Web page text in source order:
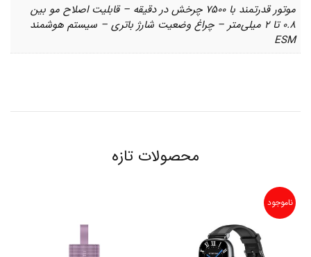
موتور قدرتمند با 7500 چرخش در دقیقه – قابلیت اصلاح مو بین
0.8 تا 2 میلی‌متر – چراغ وضعیت شارژ باتری – سیستم هوشمند
ESM
محصولات تازه
ناموجود